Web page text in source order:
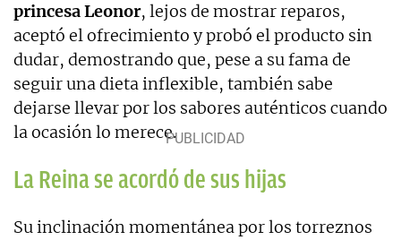
princesa Leonor, lejos de mostrar reparos,
aceptó el ofrecimiento y probó el producto sin
dudar, demostrando que, pese a su fama de
seguir una dieta inflexible, también sabe
dejarse llevar por los sabores auténticos cuando
la ocasión lo merece.
La Reina se acordó de sus hijas
Su inclinación momentánea por los torreznos